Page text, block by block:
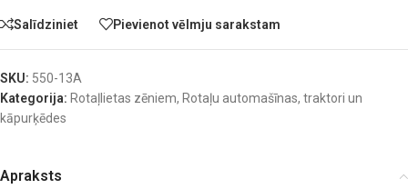
Salīdziniet Pievienot vēlmju sarakstam
SKU: 550-13A
Kategorija: Rotaļlietas zēniem, Rotaļu automašīnas, traktori un
kāpurķēdes
Apraksts